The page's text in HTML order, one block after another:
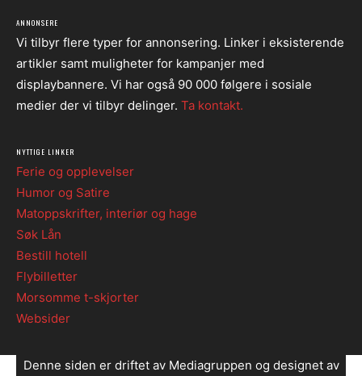
ANNONSERE
Vi tilbyr flere typer for annonsering. Linker i eksisterende
artikler samt muligheter for kampanjer med
displaybannere. Vi har også 90 000 følgere i sosiale
medier der vi tilbyr delinger. Ta kontakt.
NYTTIGE LINKER
Ferie og opplevelser
Humor og Satire
Matoppskrifter, interiør og hage
Søk Lån
Bestill hotell
Flybilletter
Morsomme t-skjorter
Websider
Denne siden er driftet av Mediagruppen og designet av